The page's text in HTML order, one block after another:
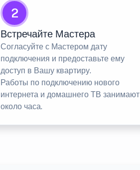
2
Встречайте Мастера
Согласуйте с Мастером дату
подключения и предоставьте ему
доступ в Вашу квартиру.
Работы по подключению нового
интернета и домашнего ТВ занимают
около часа.